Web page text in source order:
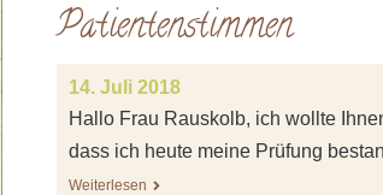
Patientenstimmen
14. Juli 2018
Hallo Frau Rauskolb, ich wollte
dass ich heute meine Prüfung
Weiterlesen